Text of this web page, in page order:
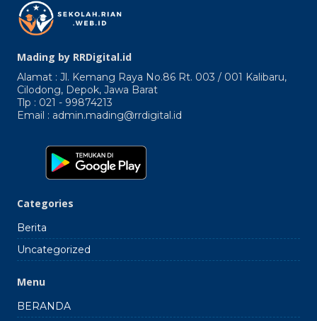
Mading by RRDigital.id
Alamat : Jl. Kemang Raya No.86 Rt. 003 / 001 Kalibaru,
Cilodong, Depok, Jawa Barat
Tlp : 021 - 99874213
Email : admin.mading@rrdigital.id
Categories
Berita
Uncategorized
Menu
BERANDA